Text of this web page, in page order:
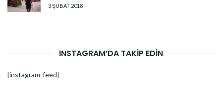
3 ŞUBAT 2018
INSTAGRAM’DA TAKİP EDİN
[instagram-feed]